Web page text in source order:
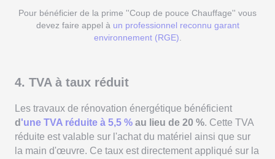
Pour bénéficier de la prime ''Coup de pouce Chauffage'' vous
devez faire appel à un professionnel reconnu garant
environnement (RGE)
4. TVA à taux réduit
Les travaux de rénovation énergétique bénéficient
d 'une TVA réduite à 5,5 % au lieu de 20 %. Cette TVA
réduite est valable sur l'achat du matériel ainsi que sur
la main d'œuvre. Ce taux est directement appliqué sur la